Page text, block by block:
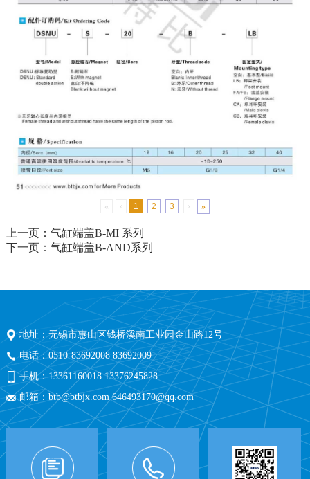
« ‹ 1 2 3 › »
上一页：气缸端盖B-MI 系列
下一页：气缸端盖B-AND系列
地址：无锡市惠山区钱桥溪南工业园金山路12号
电话：0510-83692008 83692009
手机：13361160018 13376245828
邮箱：btb@btbjx.com 646493170@qq.com